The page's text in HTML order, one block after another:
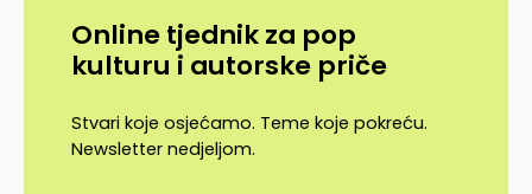
Online tjednik za pop
kulturu i autorske priče
Stvari koje osjećamo. Teme koje pokreću.
Newsletter nedjeljom.